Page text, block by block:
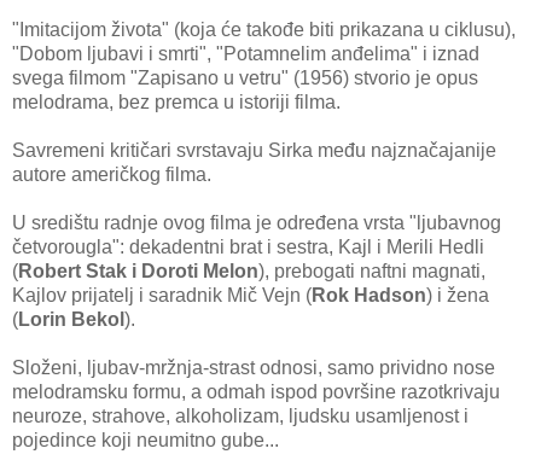
"Imitacijom života" (koja će takođe biti prikazana u ciklusu),
"Dobom ljubavi i smrti", "Potamnelim anđelima" i iznad
svega filmom "Zapisano u vetru" (1956) stvorio je opus
melodrama, bez premca u istoriji filma.
Savremeni kritičari svrstavaju Sirka među najznačajanije
autore američkog filma.
U središtu radnje ovog filma je određena vrsta "ljubavnog
četvorougla": dekadentni brat i sestra, Kajl i Merili Hedli
(Robert Stak i Doroti Melon), prebogati naftni magnati,
Kajlov prijatelj i saradnik Mič Vejn (Rok Hadson) i žena
(Lorin Bekol ).
Složeni, ljubav-mržnja-strast odnosi, samo prividno nose
melodramsku formu, a odmah ispod površine razotkrivaju
neuroze, strahove, alkoholizam, ljudsku usamljenost i
pojedince koji neumitno gube...